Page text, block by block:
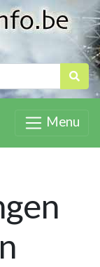
Menu